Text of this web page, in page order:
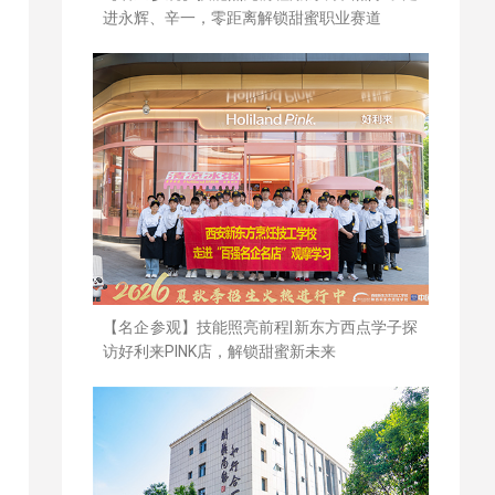
进永辉、辛一，零距离解锁甜蜜职业赛道
【名企参观】技能照亮前程|新东方西点学子探
访好利来PINK店，解锁甜蜜新未来